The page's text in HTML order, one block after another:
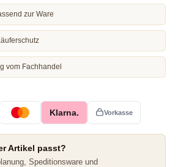
zur Ware
vom Fachhandel
Klarna. Vorkasse
Artikel passt?
Speditionsware und